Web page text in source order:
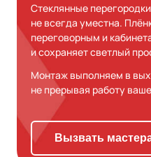
Стеклянные
не всегда уместна.
переговорным и
и сохраняет светлый
Монтаж выполняем в
не прерывая работу
Вызвать